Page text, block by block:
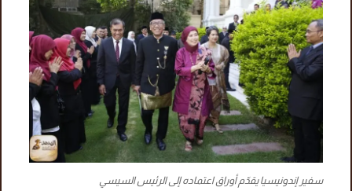
سفير إندونيسيا يقدّم أوراق اعتماده إلى الرئيس السيسي